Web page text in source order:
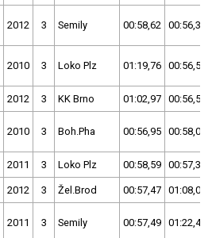
2012 3 Semily 00:58,62 00:56,31
2010 3 Loko Plz 01:19,76 00:56,57
2012 3 KK Brno 01:02,97 00:56,59
2010 3 Boh.Pha 00:56,95 00:58,07
2011 3 Loko Plz 00:58,59 00:57,35
2012 3 Žel.Brod 00:57,47 01:08,03
2011 3 Semily 00:57,49 01:22,48